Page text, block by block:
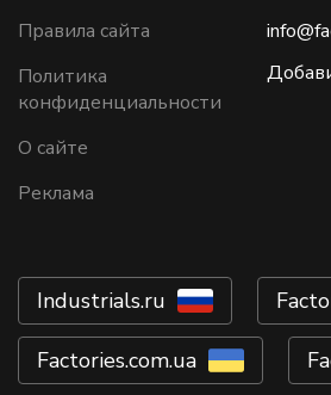
Правила сайта
Политика
конфиденциальности
О сайте
Реклама
Industrials.ru
Factories.com.ua